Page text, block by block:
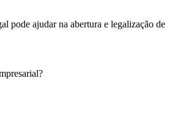
pode ajudar na abertura e legalização de